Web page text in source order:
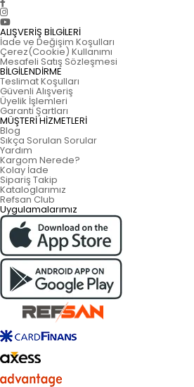
ALIŞVERİŞ BİLGİLERİ
İade ve Değişim Koşulları
Çerez(Cookie) Kullanımı
Mesafeli Satış Sözleşmesi
BİLGİLENDİRME
Teslimat Koşulları
Güvenli Alışveriş
Üyelik İşlemleri
Garanti Şartları
MÜŞTERİ HİZMETLERİ
Blog
Sıkça Sorulan Sorular
Yardım
Kargom Nerede?
Kolay İade
Sipariş Takip
Kataloglarımız
Refsan Club
Uygulamalarımız